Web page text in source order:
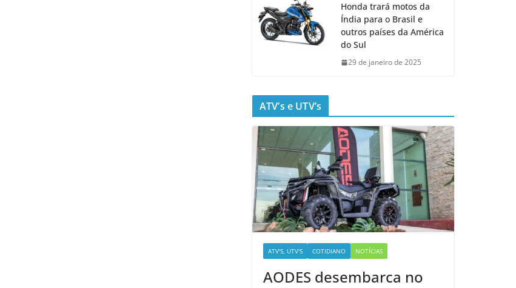
Honda trará motos da
Índia para o Brasil e
outros países da América
do Sul
29 de janeiro de 2025
ATV’s e UTV’s
ATV'S, UTV'S COTIDIANO NOTÍCIAS
AODES desembarca no